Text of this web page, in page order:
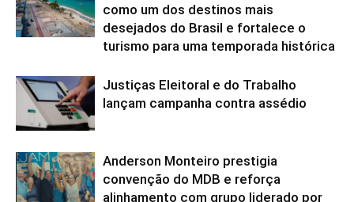
como um dos destinos mais
desejados do Brasil e fortalece o
turismo para uma temporada histórica
Justiças Eleitoral e do Trabalho
lançam campanha contra assédio
Anderson Monteiro prestigia
convenção do MDB e reforça
alinhamento com grupo liderado por